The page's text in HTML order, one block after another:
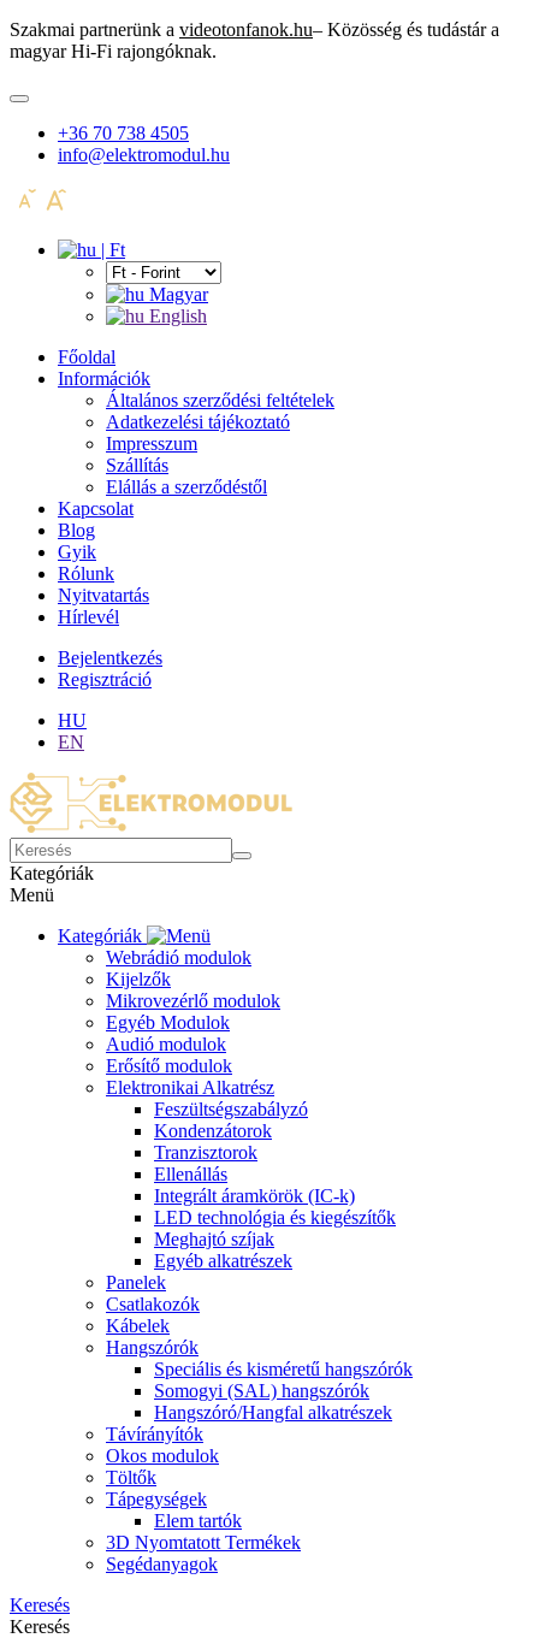
Szakmai partnerünk a videotonfanok.hu– Közösség és tudástár a
magyar Hi-Fi rajongóknak.
+36 70 738 4505
info@elektromodul.hu
| Ft
Magyar
English
Főoldal
Információk
Általános szerződési feltételek
Adatkezelési tájékoztató
Impresszum
Szállítás
Elállás a szerződéstől
Kapcsolat
Blog
Gyik
Rólunk
Nyitvatartás
Hírlevél
Bejelentkezés
Regisztráció
HU
EN
Kategóriák
Menü
Kategóriák
Webrádió modulok
Kijelzők
Mikrovezérlő modulok
Egyéb Modulok
Audió modulok
Erősítő modulok
Elektronikai Alkatrész
Feszültségszabályzó
Kondenzátorok
Tranzisztorok
Ellenállás
Integrált áramkörök (IC-k)
LED technológia és kiegészítők
Meghajtó szíjak
Egyéb alkatrészek
Panelek
Csatlakozók
Kábelek
Hangszórók
Speciális és kisméretű hangszórók
Somogyi (SAL) hangszórók
Hangszóró/Hangfal alkatrészek
Távírányítók
Okos modulok
Töltők
Tápegységek
Elem tartók
3D Nyomtatott Termékek
Segédanyagok
Keresés
Keresés